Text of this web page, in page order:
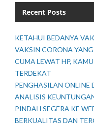
Recent Posts
KETAHUI BEDANYA
VAKSIN CORONA
CUMA LEWAT HP,
TERDEKAT
PENGHASILAN ONLINE
ANALISIS
PINDAH SEGERA KE
BERKUALITAS DAN